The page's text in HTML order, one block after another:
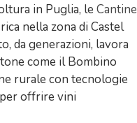
in Puglia, le Cantine
nella zona di Castel
da generazioni, lavora
come il Bombino
rurale con tecnologie
offrire vini